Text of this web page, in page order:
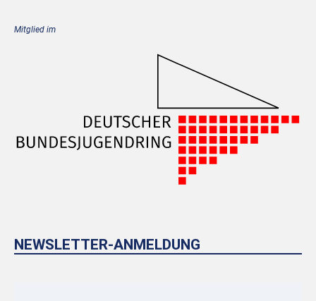
Mitglied im
NEWSLETTER-ANMELDUNG